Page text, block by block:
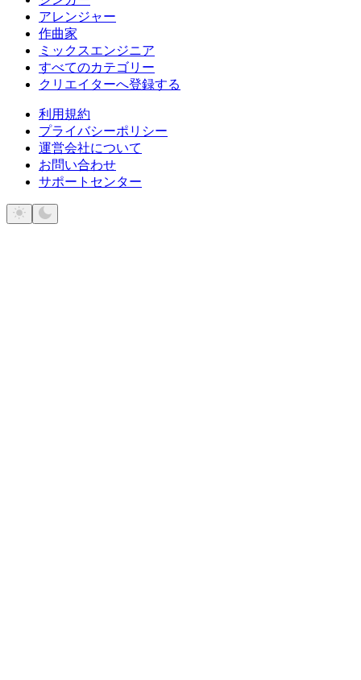
アレンジャー
作曲家
ミックスエンジニア
すべてのカテゴリー
クリエイターへ登録する
利用規約
プライバシーポリシー
運営会社について
お問い合わせ
サポートセンター